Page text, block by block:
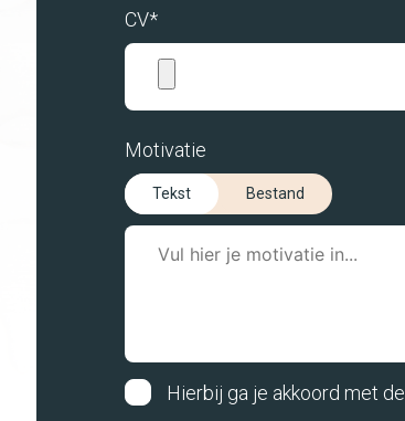
CV*
Motivatie
Tekst Bestand
Hierbij ga je akkoord met de